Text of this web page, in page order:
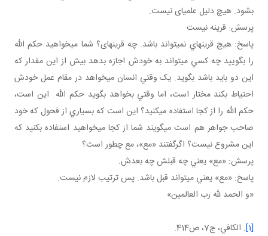
بشود. هيچ دليل علمي­ای نيست.
پرسش: قرينه نيست
پاسخ: هيچ قرينه اي نمي تواند باشد. چه قرينه­ای؟ شما مي خواهيد حکم الله
را بگوييد چه کسي مي تواند به خودش اجازه بدهد بيش از اين مقدار که
اين دو بايد باشد بگويد. يک وقتي انسان مي خواهد در مقام عمل خودش
احتياط بکند مختار است، اما وقتي بخواهد بگويد حکم الله اين است،
حکم الله را از کجا استفاده مي کنيد؟ اين است که بسياري از فحول که خود
صاحب جواهر هم است مي گويند شما از کجا مي خواهيد استفاده بکنيد که
اين مشروع نيست؟ اگرگفتند «مع»، مع چطور است؟
پرسش: «مع» يعني چه قبلش چه بعدش.
پاسخ: «مع» يعني مي تواند قبل باشد. پس ترتيب لازم نيست.
«و الحمد لله رب العالمين»
[1] . الكافي، ج‏7، ص414.